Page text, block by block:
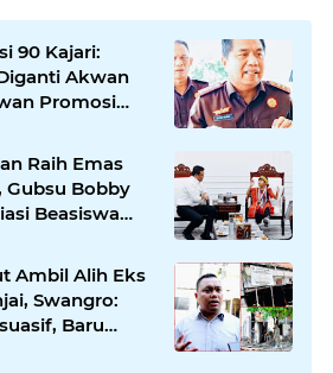
90 Kajari:
Akwan
Promosi
Raih Emas
Gubsu Bobby
Beasiswa
Ambil Alih Eks
Swangro:
Baru